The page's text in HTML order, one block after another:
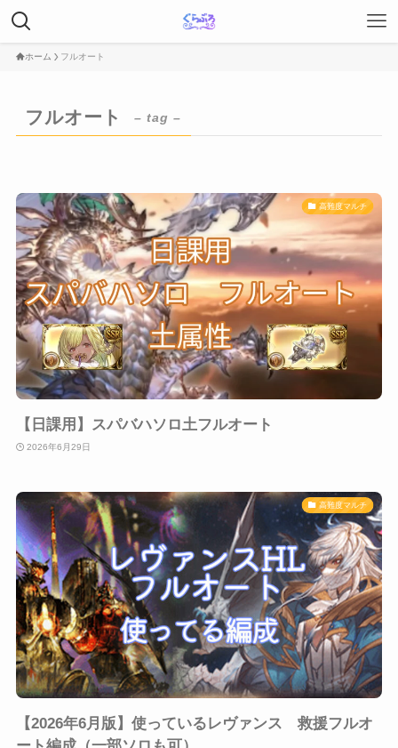
ホーム フルオート
フルオート – tag –
高難度マルチ
【日課用】スパバハソロ土フルオート
2026年6月29日
高難度マルチ
【2026年6月版】使っているレヴァンス 救援フルオ